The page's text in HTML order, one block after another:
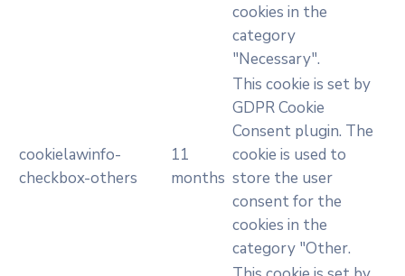
cookies in the
category
"Necessary".
cookielawinfo-
checkbox-others
11
months
This cookie is set by
GDPR Cookie
Consent plugin. The
cookie is used to
store the user
consent for the
cookies in the
category "Other.